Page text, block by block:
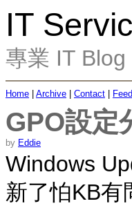
IT
專業 IT Blog
Home Archive Contact Feed
GPO設定
by Eddie
Windows
新了怕KB有